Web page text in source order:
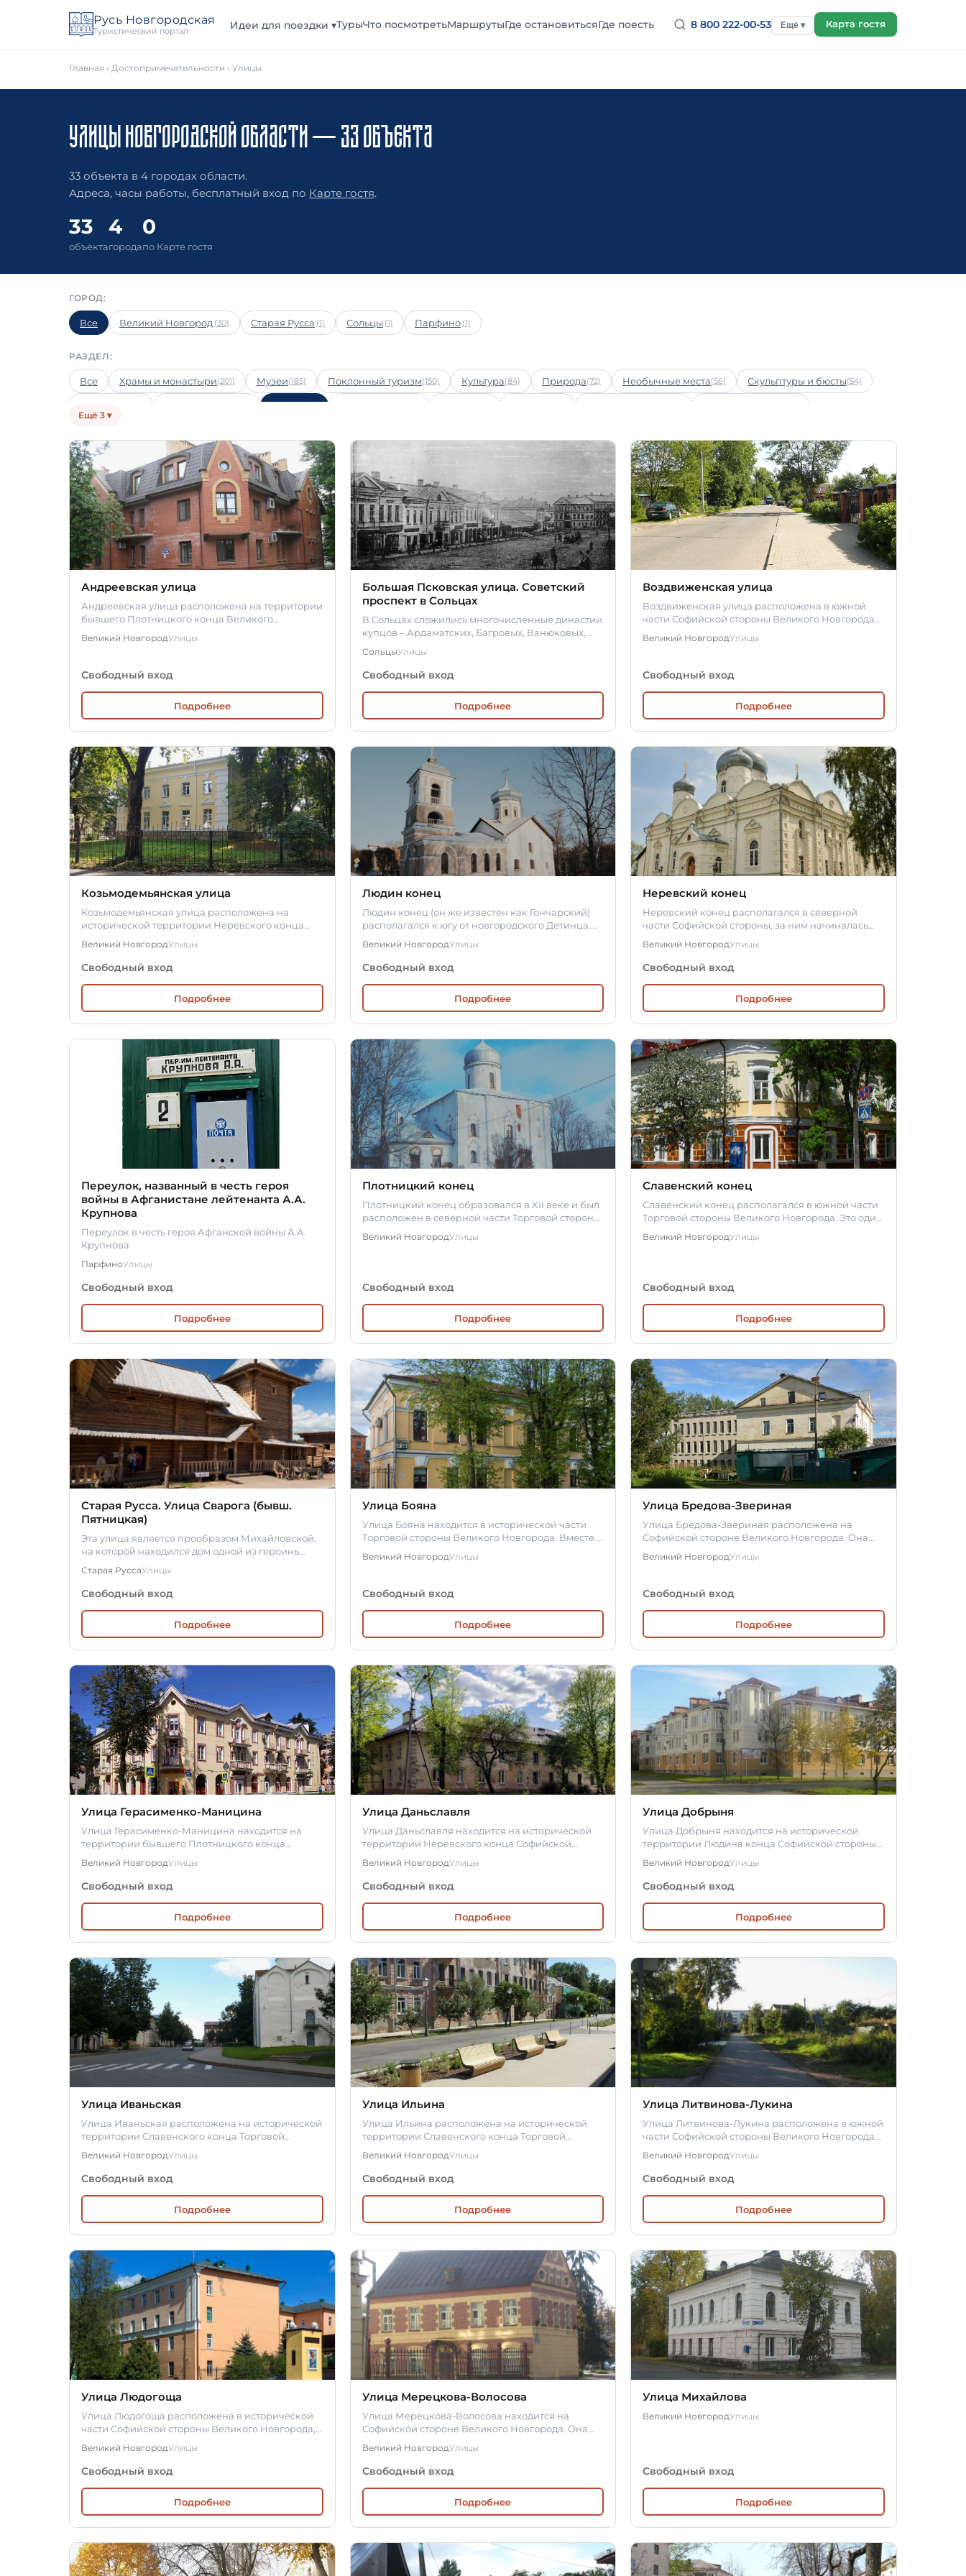
Русь Новгородская
Туристический портал
Идеи для поездки ▾ТурыЧто посмотретьМаршрутыГде остановитьсяГде поесть 8 800 222-00-53 Ещё ▾ Карта гостя
Главная › Достопримечательности › Улицы
УЛИЦЫ НОВГОРОДСКОЙ ОБЛАСТИ — 33 ОБЪЕКТА
33 объекта в 4 городах области.
Адреса, часы работы, бесплатный вход по Карте гостя.
33
объекта
4
города
0
по Карте гостя
ГОРОД:
Все Великий Новгород (30) Старая Русса (1) Сольцы (1) Парфино (1)
РАЗДЕЛ:
Все Храмы и монастыри(201) Музеи(185) Поклонный туризм(150) Культура(84) Природа(72) Необычные места(56) Скульптуры и бюсты(54)
Улицы(33)
Ещё 3 ▾
Андреевская улица
Андреевская улица расположена на территории
бывшего Плотницкого конца Великого
Великий НовгородУлицы
Свободный вход
Подробнее
Большая Псковская улица. Советский
проспект в Сольцах
В Сольцах сложились многочисленные династии
купцов – Ардаматских, Багровых, Ванюковых,
СольцыУлицы
Свободный вход
Подробнее
Воздвиженская улица
Воздвиженская улица расположена в южной
части Софийской стороны Великого Новгорода
Великий НовгородУлицы
Свободный вход
Подробнее
Козьмодемьянская улица
Козьмодемьянская улица расположена на
исторической территории Неревского конца
Великий НовгородУлицы
Свободный вход
Подробнее
Людин конец
Людин конец (он же известен как Гончарский)
располагался к югу от новгородского Детинца.
Великий НовгородУлицы
Свободный вход
Подробнее
Неревский конец
Неревский конец располагался в северной
части Софийской стороны, за ним начиналась
Великий НовгородУлицы
Свободный вход
Подробнее
Переулок, названный в честь героя
войны в Афганистане лейтенанта А.А.
Крупнова
Переулок в честь героя Афганской войны А.А.
Крупнова
ПарфиноУлицы
Свободный вход
Подробнее
Плотницкий конец
Плотницкий конец образовался в XII веке и был
расположен в северной части Торговой стороны.
Великий НовгородУлицы
Свободный вход
Подробнее
Славенский конец
Славенский конец располагался в южной части
Торговой стороны Великого Новгорода. Это один
Великий НовгородУлицы
Свободный вход
Подробнее
Старая Русса. Улица Сварога (бывш.
Пятницкая)
Эта улица является прообразом Михайловской,
на которой находился дом одной из героинь
Старая РуссаУлицы
Свободный вход
Подробнее
Улица Бояна
Улица Бояна находится в исторической части
Торговой стороны Великого Новгорода. Вместе с
Великий НовгородУлицы
Свободный вход
Подробнее
Улица Бредова-Звериная
Улица Бредова-Звериная расположена на
Софийской стороне Великого Новгорода. Она
Великий НовгородУлицы
Свободный вход
Подробнее
Улица Герасименко-Маницина
Улица Герасименко-Маницина находится на
территории бывшего Плотницкого конца
Великий НовгородУлицы
Свободный вход
Подробнее
Улица Даньславля
Улица Даньславля находится на исторической
территории Неревского конца Софийской
Великий НовгородУлицы
Свободный вход
Подробнее
Улица Добрыня
Улица Добрыня находится на исторической
территории Людина конца Софийской стороны
Великий НовгородУлицы
Свободный вход
Подробнее
Улица Иваньская
Улица Иваньская расположена на исторической
территории Славенского конца Торговой
Великий НовгородУлицы
Свободный вход
Подробнее
Улица Ильина
Улица Ильина расположена на исторической
территории Славенского конца Торговой
Великий НовгородУлицы
Свободный вход
Подробнее
Улица Литвинова-Лукина
Улица Литвинова-Лукина расположена в южной
части Софийской стороны Великого Новгорода
Великий НовгородУлицы
Свободный вход
Подробнее
Улица Людогоща
Улица Людогоща расположена в исторической
части Софийской стороны Великого Новгорода,
Великий НовгородУлицы
Свободный вход
Подробнее
Улица Мерецкова-Волосова
Улица Мерецкова-Волосова находится на
Софийской стороне Великого Новгорода. Она
Великий НовгородУлицы
Свободный вход
Подробнее
Улица Михайлова
Великий НовгородУлицы
Свободный вход
Подробнее